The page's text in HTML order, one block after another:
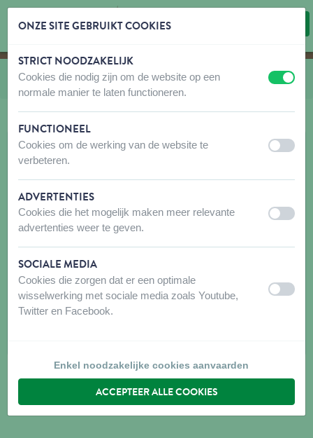
Inhoud overslaan
Taalkeuze overslaan
U bevindt zich hier:
vanWandel Accessoires
ONZE SITE GEBRUIKT COOKIES
STRICT NOODZAKELIJK
Cookies die nodig zijn om de website op een
normale manier te laten functioneren.
uit aan
FUNCTIONEEL
Cookies om de werking van de website te
verbeteren.
uit aan
ADVERTENTIES
Cookies die het mogelijk maken meer relevante
advertenties weer te geven.
uit aan
SOCIALE MEDIA
Cookies die zorgen dat er een optimale
wisselwerking met sociale media zoals Youtube,
Twitter en Facebook.
uit aan
Enkel noodzakelijke cookies aanvaarden
ACCEPTEER ALLE COOKIES